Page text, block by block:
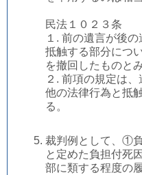
民法１０２３条
１. 前の遺言が後
抵触する部分につ
を撤回したものと
２. 前項の規定は
他の法律行為と抵
る。
裁判例として、①
と定めた負担付死
部に類する程度の